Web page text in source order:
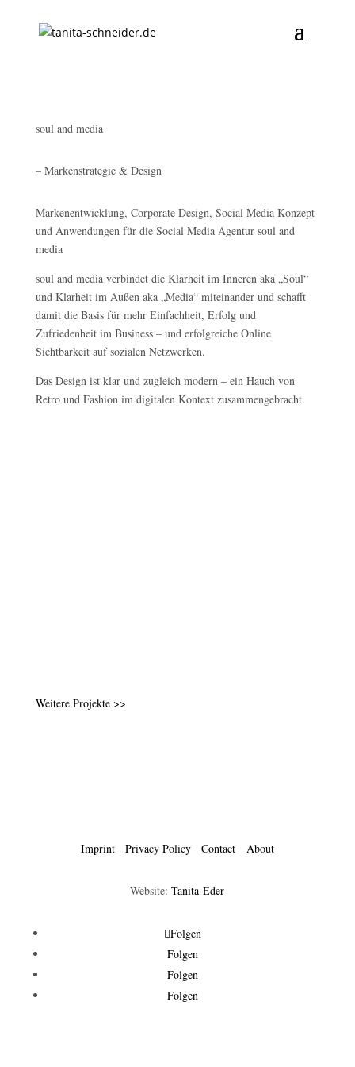
soul and media
– Markenstrategie & Design
Markenentwicklung, Corporate Design, Social Media Konzept
und Anwendungen für die Social Media Agentur soul and
media
soul and media verbindet die Klarheit im Inneren aka „Soul“
und Klarheit im Außen aka „Media“ miteinander und schafft
damit die Basis für mehr Einfachheit, Erfolg und
Zufriedenheit im Business – und erfolgreiche Online
Sichtbarkeit auf sozialen Netzwerken.
Das Design ist klar und zugleich modern – ein Hauch von
Retro und Fashion im digitalen Kontext zusammengebracht.
Weitere Projekte >>
Imprint Privacy Policy Contact About
Website:Tanita Eder
Folgen
Folgen
Folgen
Folgen